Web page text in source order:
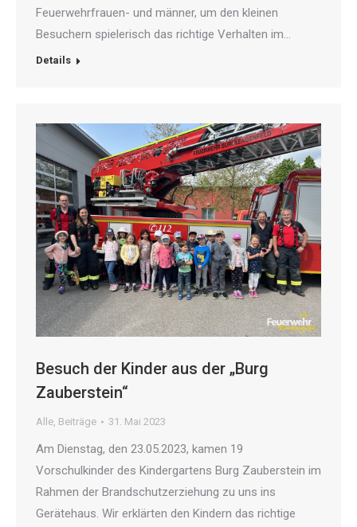
Feuerwehrfrauen- und männer, um den kleinen
Besuchern spielerisch das richtige Verhalten im…
Details
Besuch der Kinder aus der „Burg
Zauberstein“
Alle, Beiträge 31. Mai 2023
Am Dienstag, den 23.05.2023, kamen 19
Vorschulkinder des Kindergartens Burg Zauberstein im
Rahmen der Brandschutzerziehung zu uns ins
Gerätehaus. Wir erklärten den Kindern das richtige